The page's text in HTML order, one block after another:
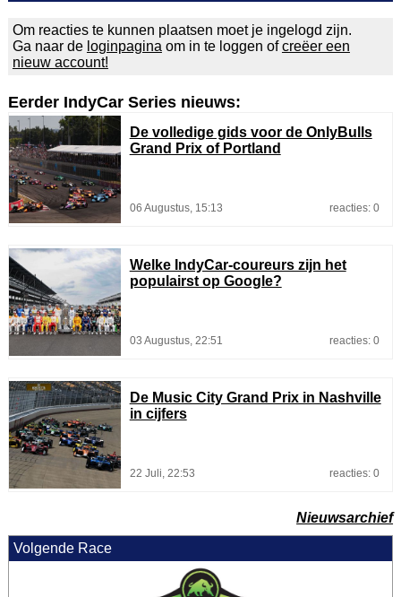
Om reacties te kunnen plaatsen moet je ingelogd zijn.
Ga naar de loginpagina om in te loggen ofcreëer een
nieuw account!
Eerder IndyCar Series nieuws:
De volledige gids voor de OnlyBulls
Grand Prix of Portland
06 Augustus, 15:13 reacties: 0
Welke IndyCar-coureurs zijn het
populairst op Google?
03 Augustus, 22:51 reacties: 0
De Music City Grand Prix in Nashville
in cijfers
22 Juli, 22:53 reacties: 0
Nieuwsarchief
Volgende Race